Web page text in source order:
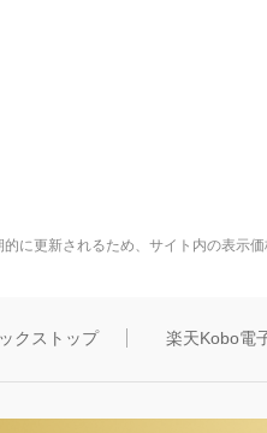
に更新されるため、サイト内の表示
クストップ 楽天Kobo電